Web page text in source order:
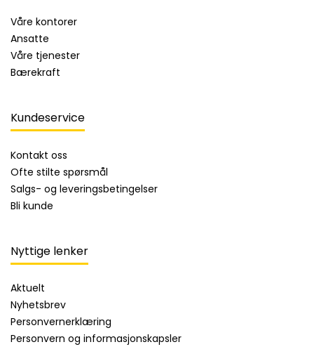
Våre kontorer
Ansatte
Våre tjenester
Bærekraft
Kundeservice
Kontakt oss
Ofte stilte spørsmål
Salgs- og leveringsbetingelser
Bli kunde
Nyttige lenker
Aktuelt
Nyhetsbrev
Personvernerklæring
Personvern og informasjonskapsler